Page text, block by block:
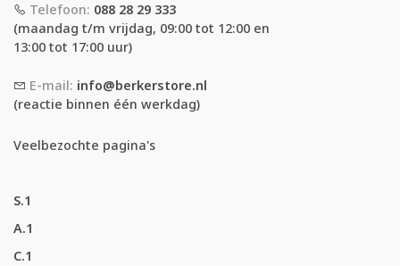
Telefoon: 088 28 29 333
(maandag t/m vrijdag, 09:00 tot 12:00 en
13:00 tot 17:00 uur)
E-mail: info@berkerstore.nl
(reactie binnen één werkdag)
Veelbezochte pagina's
S.1
A.1
C.1